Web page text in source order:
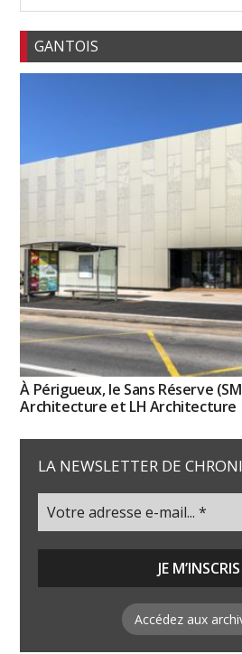
GANTOIS
À Périgueux, le Sans Réserve
Architecture et LH Architecture
LA NEWSLETTER DE
Accédez aux